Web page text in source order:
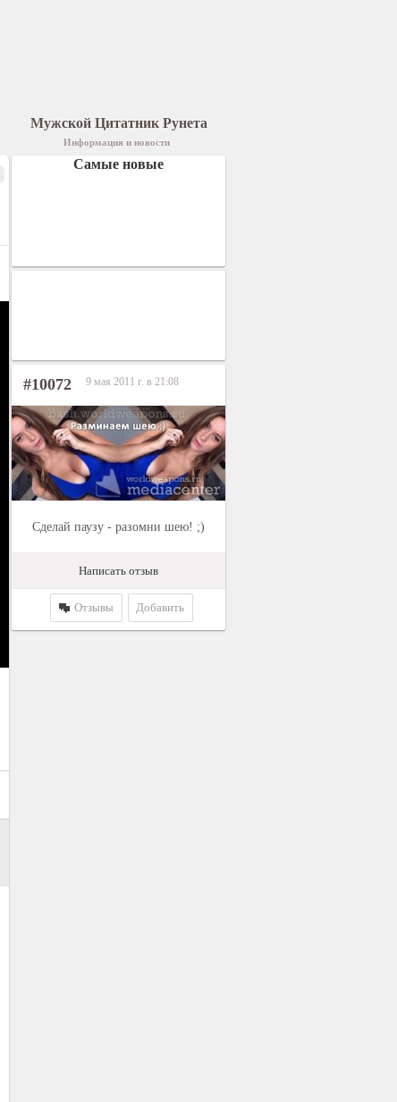
Мужской Цитатник Рунета
Информация и новости
Самые новые
#10072 9 мая 2011 г. в 21:08
Сделай паузу - разомни шею! ;)
Написать отзыв
Отзывы Добавить